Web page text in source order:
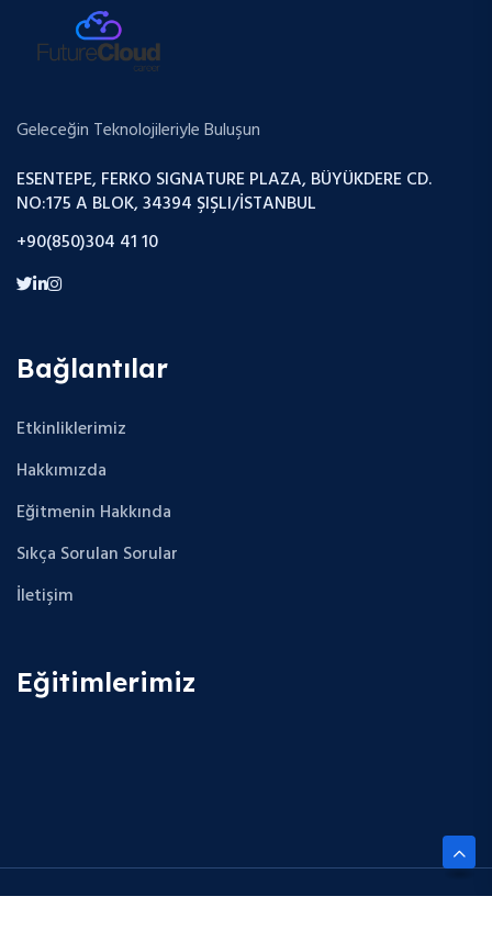
Geleceğin Teknolojileriyle Buluşun
ESENTEPE, FERKO SIGNATURE PLAZA, BÜYÜKDERE CD.
NO:175 A BLOK, 34394 ŞIŞLI/İSTANBUL
+90(850)304 41 10
Bağlantılar
Etkinliklerimiz
Hakkımızda
Eğitmenin Hakkında
Sıkça Sorulan Sorular
İletişim
Eğitimlerimiz